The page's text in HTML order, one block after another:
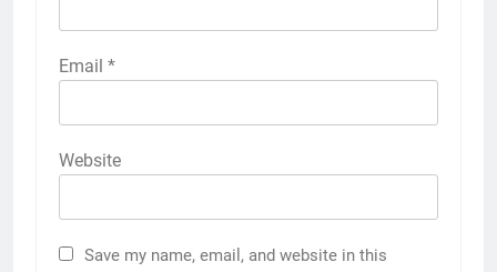
Email *
Website
Save my name, email, and website in this